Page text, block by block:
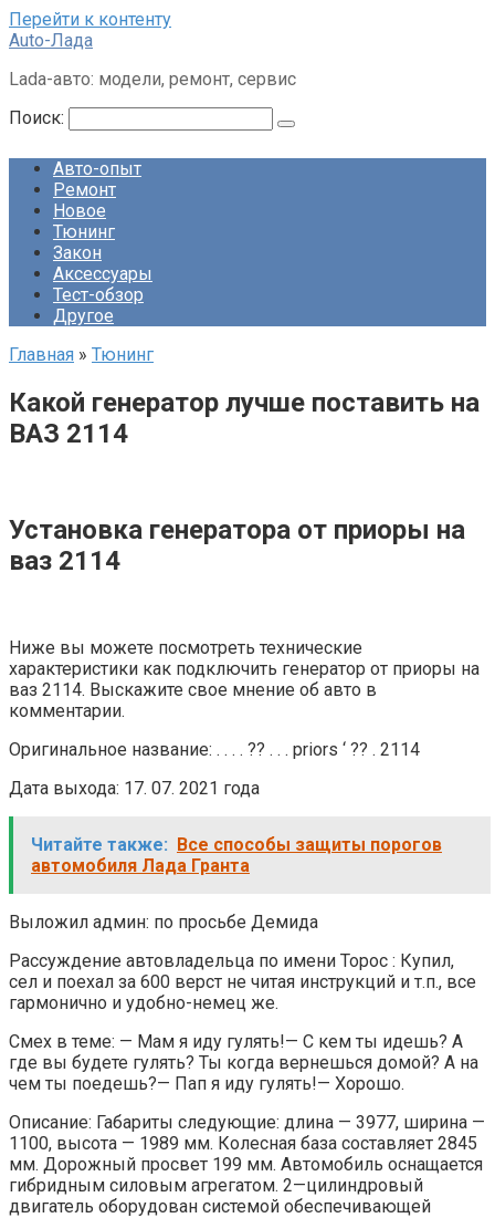
Перейти к контенту
Auto-Лада
Lada-авто: модели, ремонт, сервис
Поиск:
Авто-опыт
Ремонт
Новое
Тюнинг
Закон
Аксессуары
Тест-обзор
Другое
Главная » Тюнинг
Какой генератор лучше поставить на
ВАЗ 2114
Установка генератора от приоры на
ваз 2114
Ниже вы можете посмотреть технические
характеристики как подключить генератор от приоры на
ваз 2114. Выскажите свое мнение об авто в
комментарии.
Оригинальное название: . . . . ?? . . . priors ‘ ?? . 2114
Дата выхода: 17. 07. 2021 года
Читайте также: Все способы защиты порогов
автомобиля Лада Гранта
Выложил админ: по просьбе Демида
Рассуждение автовладельца по имени Торос : Купил,
сел и поехал за 600 верст не читая инструкций и т.п., все
гармонично и удобно-немец же.
Смех в теме: — Мам я иду гулять!— С кем ты идешь? А
где вы будете гулять? Ты когда вернешься домой? А на
чем ты поедешь?— Пап я иду гулять!— Хорошо.
Описание: Габариты следующие: длина — 3977, ширина —
1100, высота — 1989 мм. Колесная база составляет 2845
мм. Дорожный просвет 199 мм. Автомобиль оснащается
гибридным силовым агрегатом. 2—цилиндровый
двигатель оборудован системой обеспечивающей